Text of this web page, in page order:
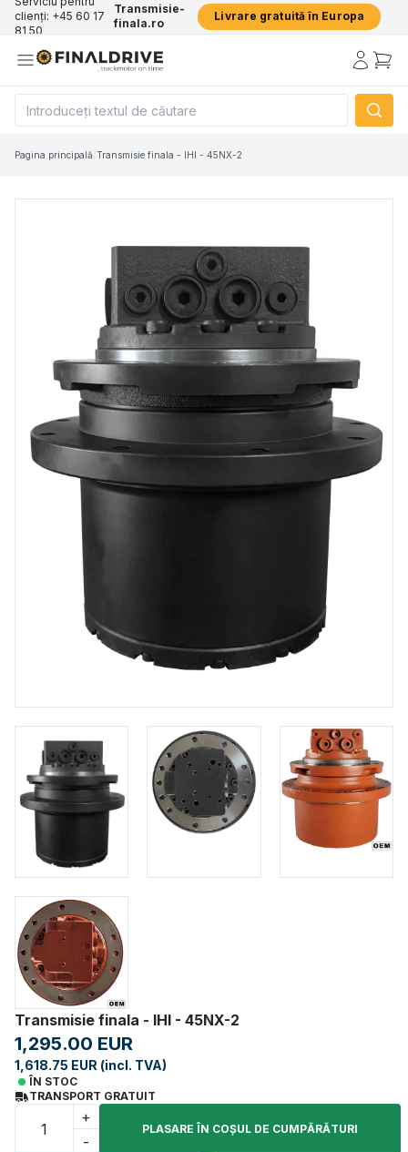
clienți: +45 60 17
81 50
Transmisie-
finala.ro
Livrare gratuită în Europa
Pagina principală/Transmisie finala - IHI - 45NX-2
Transmisie finala - IHI - 45NX-2
1,295.00 EUR
1,618.75 EUR (incl. TVA)
ÎN STOC
TRANSPORT GRATUIT
+
-
PLASARE ÎN COŞUL DE CUMPĂRĂTURI